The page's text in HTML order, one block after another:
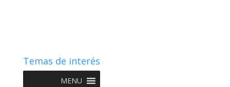
Temas de interés
MENU